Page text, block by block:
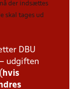
der indsættes
skal tages ud
DBU
udgiften
hvis